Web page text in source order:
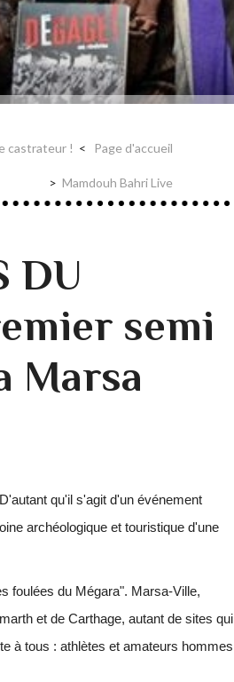
castrateur ! Page d'accueil
Mamdouh Bahri Live
DU
semi
Marsa
qu'il s'agit d'un événement
archéologique et touristique d'une
foulées du Mégara". Marsa-Ville,
et de Carthage, autant de sites qui
à tous : athlètes et amateurs hommes